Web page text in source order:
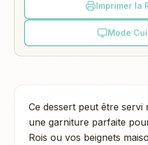
Imprimer la
Mode
Ce dessert peut être servi
une garniture parfaite
Rois ou vos beignets